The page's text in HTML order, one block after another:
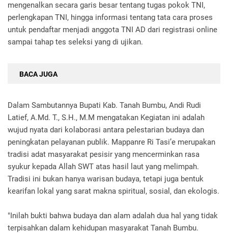
mengenalkan secara garis besar tentang tugas pokok TNI,
perlengkapan TNI, hingga informasi tentang tata cara proses
untuk pendaftar menjadi anggota TNI AD dari registrasi online
sampai tahap tes seleksi yang di ujikan.
BACA JUGA
Dalam Sambutannya Bupati Kab. Tanah Bumbu, Andi Rudi
Latief, A.Md. T., S.H., M.M mengatakan Kegiatan ini adalah
wujud nyata dari kolaborasi antara pelestarian budaya dan
peningkatan pelayanan publik. Mappanre Ri Tasi’e merupakan
tradisi adat masyarakat pesisir yang mencerminkan rasa
syukur kepada Allah SWT atas hasil laut yang melimpah.
Tradisi ini bukan hanya warisan budaya, tetapi juga bentuk
kearifan lokal yang sarat makna spiritual, sosial, dan ekologis.
"Inilah bukti bahwa budaya dan alam adalah dua hal yang tidak
terpisahkan dalam kehidupan masyarakat Tanah Bumbu.